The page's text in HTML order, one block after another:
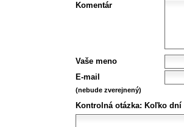
Komentár
Vaše meno
E-mail
(nebude zverejnený)
Kontrolná otázka: Koľko dní